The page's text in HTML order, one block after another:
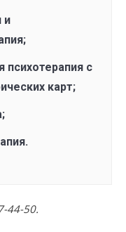
и
психотерапия с
карт;
44-50.